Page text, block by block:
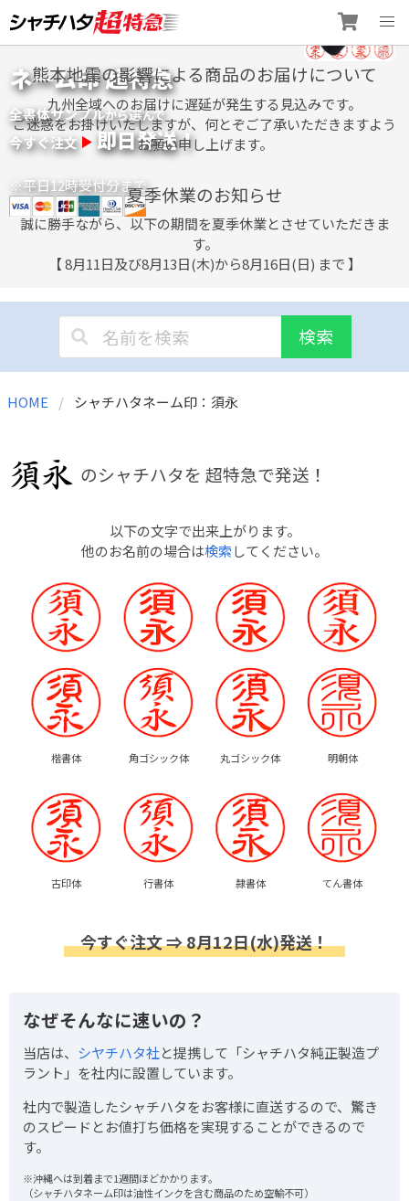
to
content
ネーム印 超特急
全書体サンプルから選んで
今すぐ注文 即日発送！
※平日12時受付分まで
熊本地震の影響による商品のお届けについて
九州全域へのお届けに遅延が発生する見込みです。
ご迷惑をお掛けいたしますが、何とぞご了承いただきますよう
お願い申し上げます。
夏季休業のお知らせ
誠に勝手ながら、以下の期間を夏季休業とさせていただきま
す。
【 8月11日及び8月13日(木)から8月16日(日) まで 】
検索
HOME シャチハタネーム印：須永
のシャチハタを 超特急で発送！
以下の文字で出来上がります。
他のお名前の場合は検索してください。
楷書体 角ゴシック体 丸ゴシック体 明朝体
古印体 行書体 隷書体 てん書体
今すぐ注文 ⇒ 8月12日(水)発送！
なぜそんなに速いの？
当店は、 シヤチハタ社と提携して「シャチハタ純正製造プ
ラント」を社内に設置しています。
社内で製造したシャチハタをお客様に直送するので、驚き
のスピードとお値打ち価格を実現することができるので
す。
※沖縄へは到着まで1週間ほどかかります。
（シャチハタネーム印は油性インクを含む商品のため空輸不可）